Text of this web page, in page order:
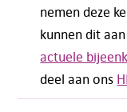
nemen deze
kunnen dit
actuele
deel aan ons